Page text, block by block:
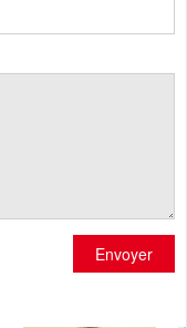
Envoyer